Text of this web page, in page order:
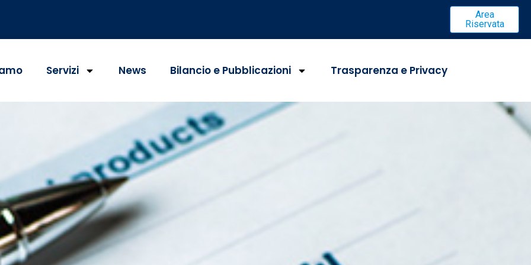
Area
Riservata
Servizi News Bilancio e Pubblicazioni Trasparenza e Privacy